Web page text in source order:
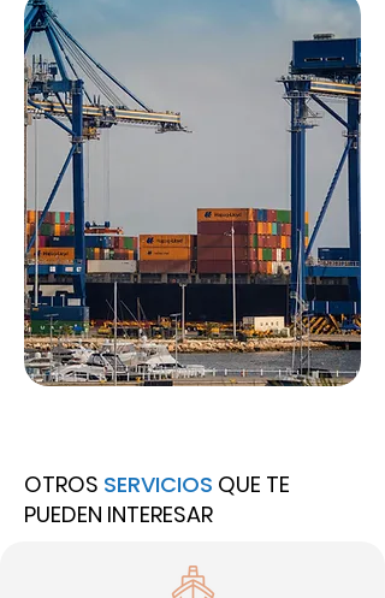
OTROS SERVICIOS QUE TE
PUEDEN INTERESAR